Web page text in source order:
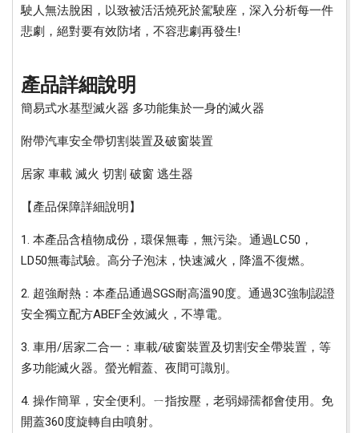
駛人無法脫困，以致被活活燒死於駕駛座，深入分析每一件
悲劇，絕對要有效防堵，不容悲劇再發生!
產品詳細說明
簡易式水基型滅火器 多功能集於一身的滅火器
附帶汽車安全帶切割裝置及破窗裝置
居家 車載 滅火 切割 破窗 逃生器
【產品保障詳細說明】
1. 本產品含植物成份，環保無毒，無污染。通過LC50，
LD50無毒試驗。高分子泡沫，快速滅火，降溫不復燃。
2. 超強耐熱：本產品通過SGS耐高溫90度。通過3C強制認證
安全獨立配方ABEF全效滅火，不導電。
3. 車用/居家二合一：車載/破窗裝置及切割安全帶裝置，等
多功能滅火器。螢光帽蓋、夜間可識別。
4. 操作簡單，安全便利。ㄧ指按壓，老弱婦孺都會使用。免
開蓋360度旋轉自由噴射。